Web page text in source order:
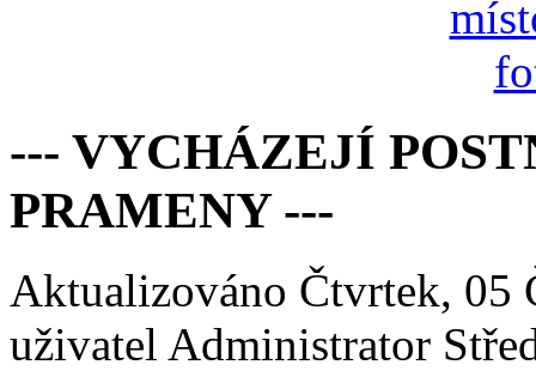
--- VYCHÁZEJÍ
PRAMENY ---
Aktualizováno Čtvrtek, 05
uživatel Administrator